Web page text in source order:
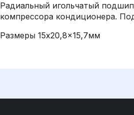
Радиальный игольчатый
компрессора кондиционера.
Размеры 15x20,8x15,7мм